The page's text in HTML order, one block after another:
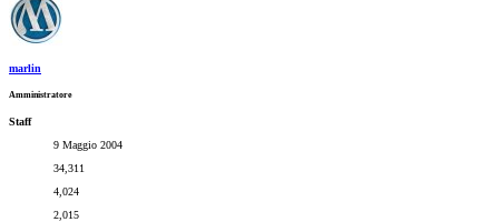
marlin
Amministratore
Staff
9 Maggio 2004
34,311
4,024
2,015